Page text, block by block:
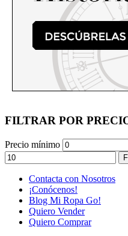
FILTRAR POR
Precio mínimo
Contacta con Nosotros
¡Conócenos!
Blog Mi Ropa Go!
Quiero Vender
Quiero Comprar